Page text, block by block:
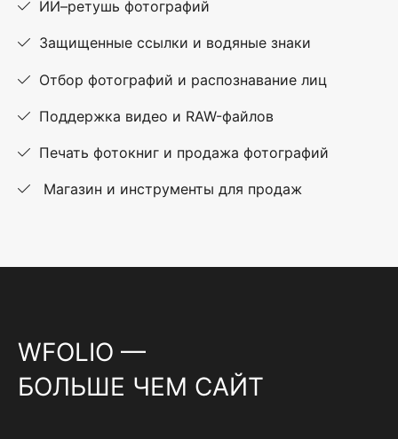
ИИ–ретушь фотографий
Защищенные ссылки и водяные знаки
Отбор фотографий и распознавание лиц
Поддержка видео и RAW-файлов
Печать фотокниг и продажа фотографий
Магазин и инструменты для продаж
WFOLIO —
БОЛЬШЕ ЧЕМ САЙТ